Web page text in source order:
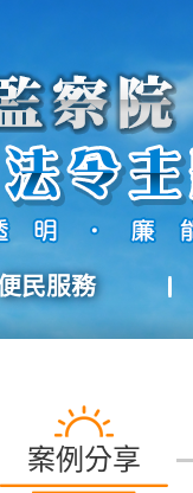
民服務
案例分享